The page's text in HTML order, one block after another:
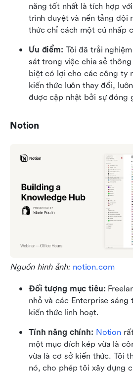
năng tốt nhất là tích hợp
trình duyệt và nền tảng đội
thức chỉ cách một cú nhấp
Ưu điểm: Tôi đã trải
sát trong việc chia sẻ
biệt có lợi cho các công ty
kiến thức luôn thay đổi,
được cập nhật bởi sự đóng
Notion
Nguồn hình ảnh: notion.com
Đối tượng mục tiêu:
nhỏ và các Enterprise sáng
kiến thức linh hoạt.
Tính năng chính: Notion
một mục đích kép vừa là
vừa là cơ sở kiến thức. Tôi
nó, cho phép tôi xây dựng